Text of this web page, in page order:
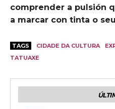
comprender a pulsión
a marcar con tinta o
TAGS CIDADE DA CULTURA
TATUAXE